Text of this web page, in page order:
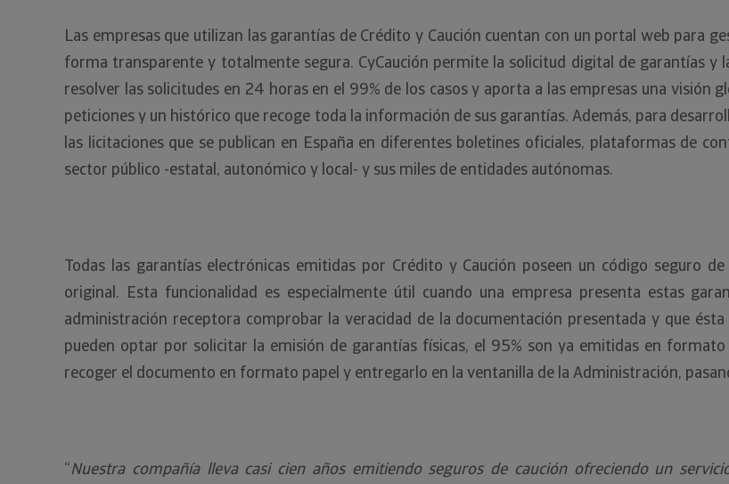
Las empresas que utilizan las garantías de Crédito y Caución cuentan con un portal web para
forma transparente y totalmente segura. CyCaución permite la solicitud digital de garantías
resolver las solicitudes en 24 horas en el 99% de los casos y aporta a las empresas una visión
peticiones y un histórico que recoge toda la información de sus garantías. Además, para
las licitaciones que se publican en España en diferentes boletines oficiales, plataformas de
sector público -estatal, autonómico y local- y sus miles de entidades autónomas.
Todas las garantías electrónicas emitidas por Crédito y Caución poseen un código seguro
original. Esta funcionalidad es especialmente útil cuando una empresa presenta estas
administración receptora comprobar la veracidad de la documentación presentada y que
pueden optar por solicitar la emisión de garantías físicas, el 95% son ya emitidas en
recoger el documento en formato papel y entregarlo en la ventanilla de la Administración,
“Nuestra compañía lleva casi cien años emitiendo seguros de caución ofreciendo un